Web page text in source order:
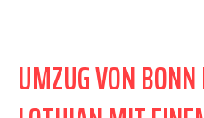
UMZUG VON